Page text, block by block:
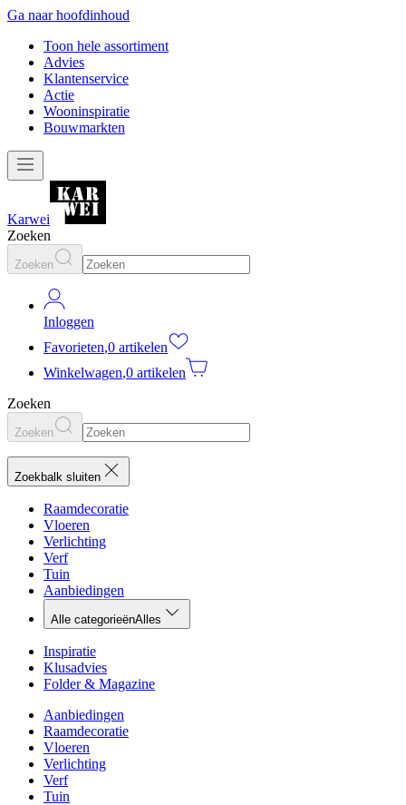
Ga naar hoofdinhoud
Toon hele assortiment
Advies
Klantenservice
Actie
Wooninspiratie
Bouwmarkten
Karwei
Zoeken
Zoeken
Inloggen
Favorieten,0 artikelen
Winkelwagen,0 artikelen
Zoeken
Zoeken
Zoekbalk sluiten
Raamdecoratie
Vloeren
Verlichting
Verf
Tuin
Aanbiedingen
Alle categorieënAlles
Inspiratie
Klusadvies
Folder & Magazine
Aanbiedingen
Raamdecoratie
Vloeren
Verlichting
Verf
Tuin